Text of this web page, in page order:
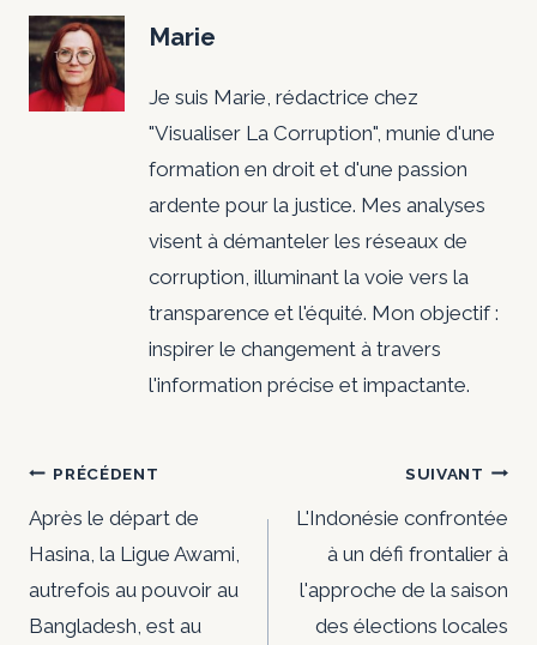
Marie
Je suis Marie, rédactrice chez
"Visualiser La Corruption", munie d'une
formation en droit et d'une passion
ardente pour la justice. Mes analyses
visent à démanteler les réseaux de
corruption, illuminant la voie vers la
transparence et l'équité. Mon objectif :
inspirer le changement à travers
l'information précise et impactante.
Navigation
de
l’article
PRÉCÉDENT
Après le départ de
Hasina, la Ligue Awami,
autrefois au pouvoir au
Bangladesh, est au
SUIVANT
L'Indonésie confrontée
à un défi frontalier à
l'approche de la saison
des élections locales